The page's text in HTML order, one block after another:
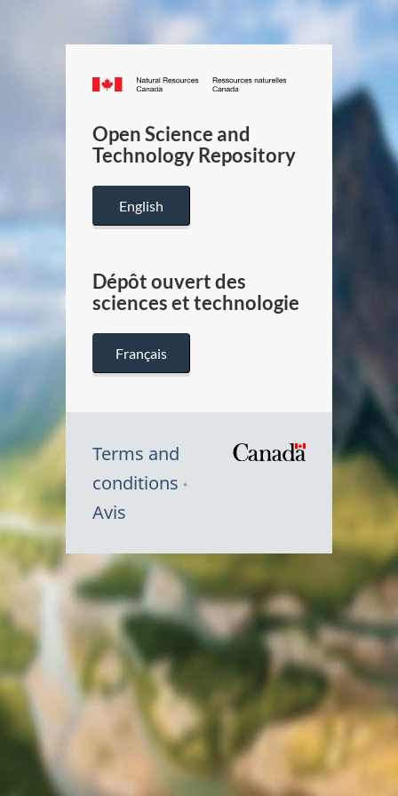
Canada.ca
/
Canada
Open Science and
Technology Repository
English
Dépôt ouvert des
sciences et technologie
Français
Terms and
conditions
Avis
Canada